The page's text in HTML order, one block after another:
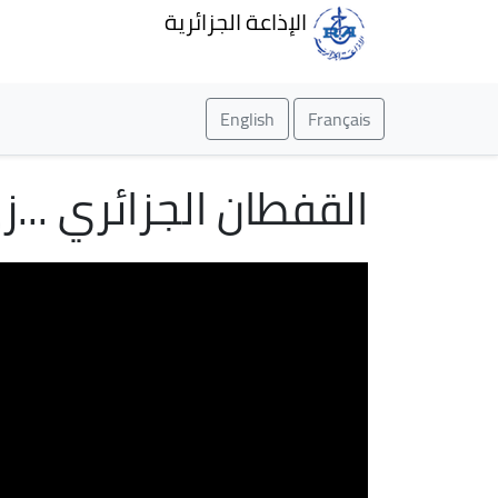
الإذاعة الجزائرية
Français
English
القفطان الجزائري